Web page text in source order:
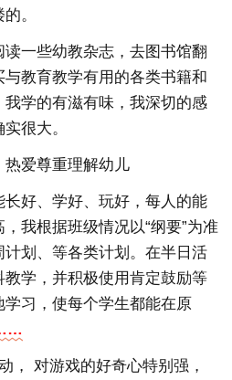
。
一些幼教杂志，去图书馆翻
教育教学有用的各类书籍和
学的有滋有味，我深切的感
很大。
热爱尊重理解幼儿
好、学好、玩好，每人的能
我根据班级情况以“纲要”为准
划、等各类计划。在半日活
学，并积极使用肯定鼓励等
习，使每个学生都能在原
， 对游戏的好奇心特别强，